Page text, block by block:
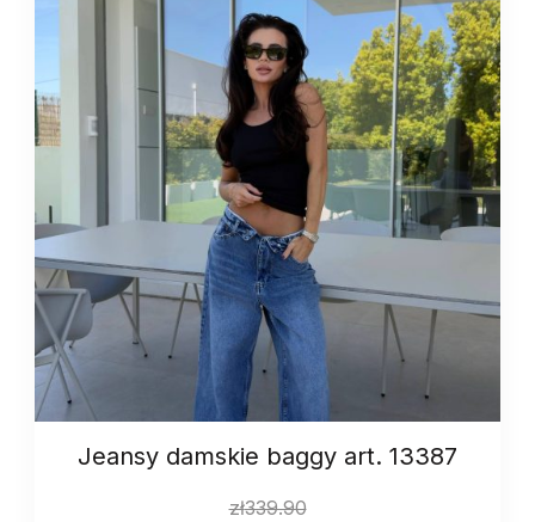
Jeansy damskie baggy art. 13387
zł339.90